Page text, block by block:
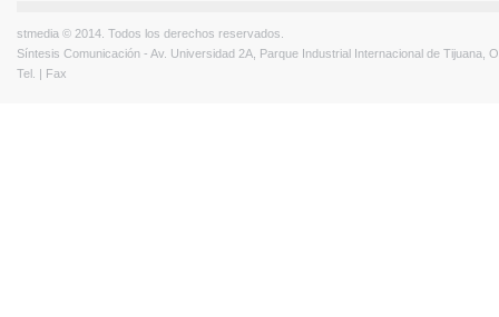
stmedia © 2014. Todos los derechos reservados.
Síntesis Comunicación - Av. Universidad 2A, Parque Industrial Internacional de Tijuana,
Tel. | Fax